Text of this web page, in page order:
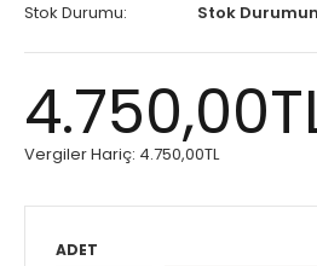
Stok Durumu:
Stok
Vergiler Hariç: 4.750,00TL
ADET